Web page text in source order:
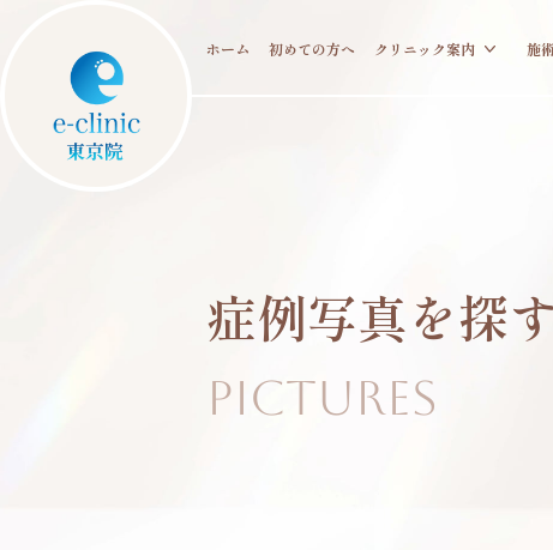
ホーム 初めての方へ クリニック案内 施
症例写真を探す
Pictures